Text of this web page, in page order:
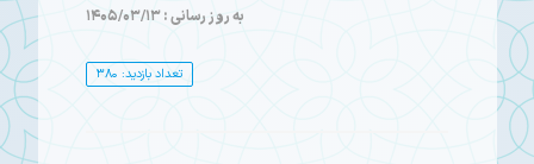
به روز رسانی : 1405/03/13
تعداد بازدید: 380